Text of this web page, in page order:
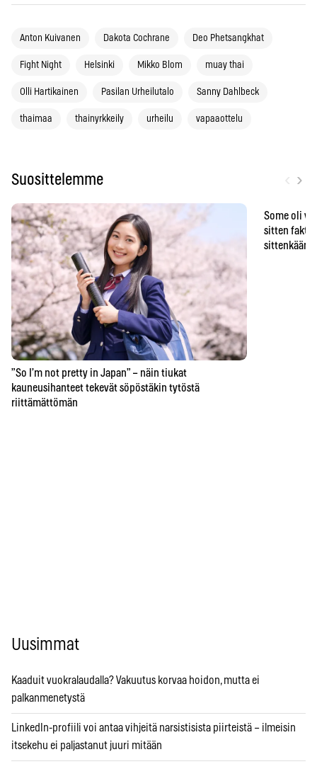
Anton Kuivanen Dakota Cochrane Deo Phetsangkhat
Fight Night Helsinki Mikko Blom muay thai
Olli Hartikainen Pasilan Urheilutalo Sanny Dahlbeck
thaimaa thainyrkkeily urheilu vapaaottelu
Suosittelemme ›
”So I’m not pretty in Japan” – näin tiukat
kauneusihanteet tekevät söpöstäkin tytöstä
riittämättömän
Some oli
sitten
sittenkään
Uusimmat
Kaaduit vuokralaudalla? Vakuutus korvaa hoidon, mutta ei
palkanmenetystä
LinkedIn-profiili voi antaa vihjeitä narsistisista piirteistä – ilmeisin
itsekehu ei paljastanut juuri mitään